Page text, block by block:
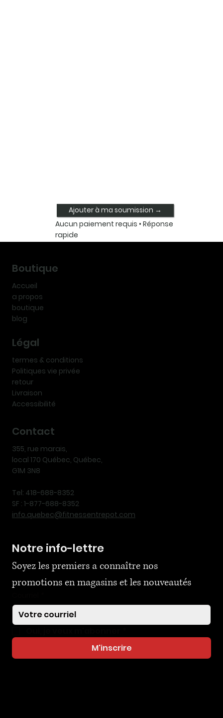
Ajouter à ma soumission →
Aucun paiement requis • Réponse
rapide
Boutique
Accueil
a propos
boutique
blog
Légal
termes & conditions
Politiques vie privée
retour
Livraison
Accessibilité
Contact
355, rue marais,
local 170 Québec, Québec,
G1M 3N8
Tel: 418-688-8352
SF : 1-877-688-8352
info.quebec@fitnessentrepot.com
Notre info-lettre
Soyez les premiers a connaître nos
promotions en magasins et les nouveautés
M'inscrire